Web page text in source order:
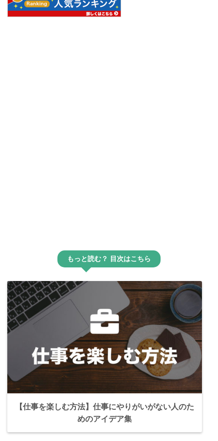
もっと読む？ 目次はこちら
【仕事を楽しむ方法】仕事にやりがいがない人のた
めのアイデア集